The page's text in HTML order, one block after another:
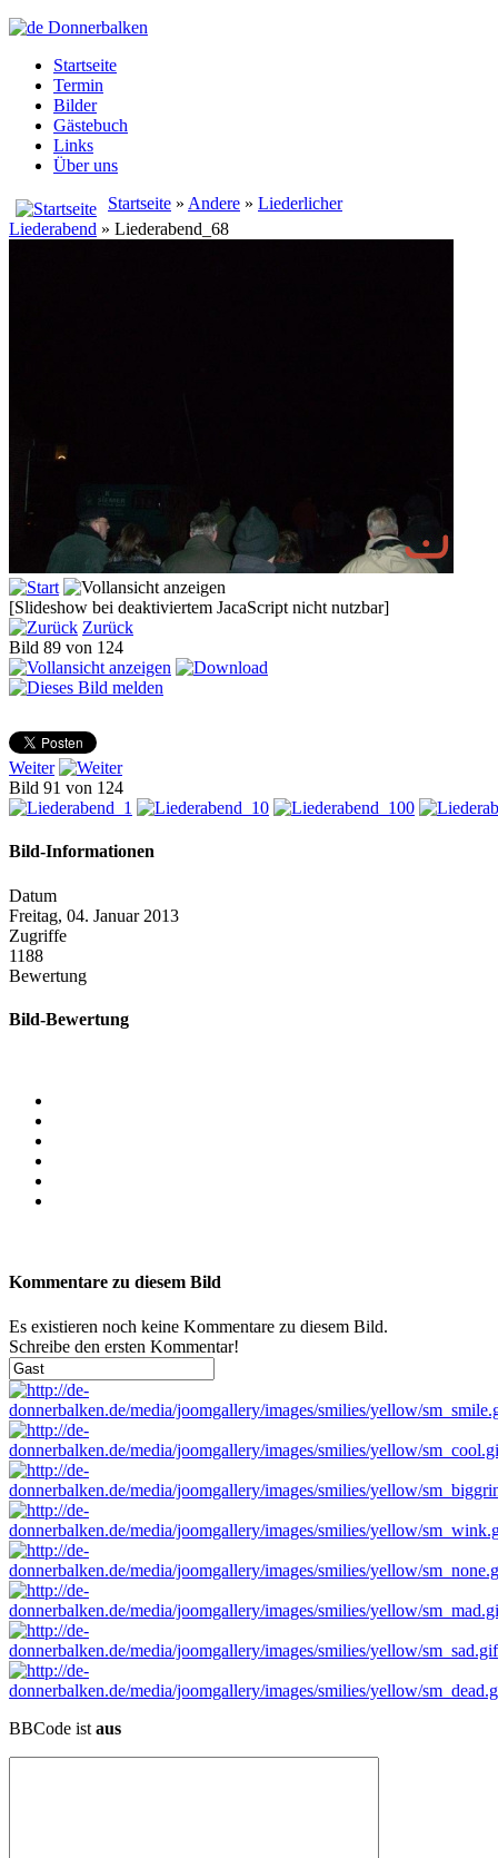
Startseite
Termin
Bilder
Gästebuch
Links
Über uns
Startseite » Andere » Liederlicher
Liederabend » Liederabend_68
[Slideshow bei deaktiviertem JacaScript nicht nutzbar]
Zurück
Bild 89 von 124
Weiter
Bild 91 von 124
Bild-Informationen
Datum
Freitag, 04. Januar 2013
Zugriffe
1188
Bewertung
Bild-Bewertung
Kommentare zu diesem Bild
Es existieren noch keine Kommentare zu diesem Bild.
Schreibe den ersten Kommentar!
BBCode ist aus